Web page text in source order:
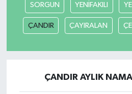
SORGUN YENİFAKILI
ÇANDIR ÇAYIRALAN
ÇANDIR AYLIK